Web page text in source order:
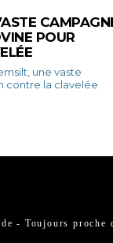
POUR
contre la clavelée
- Toujours proche